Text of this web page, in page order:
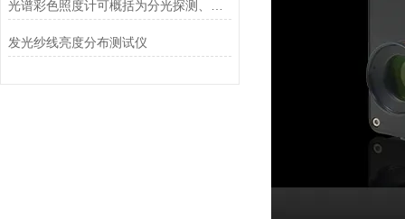
发光纱线亮度分布测试仪